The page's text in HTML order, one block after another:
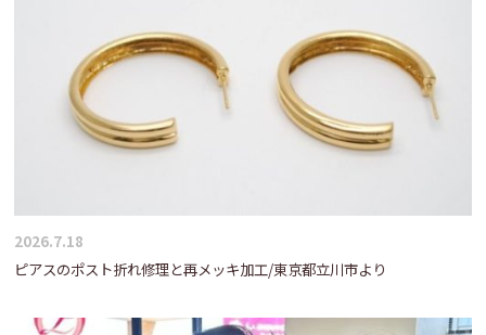
2026.7.18
ピアスのポスト折れ修理と再メッキ加工/東京都立川市より